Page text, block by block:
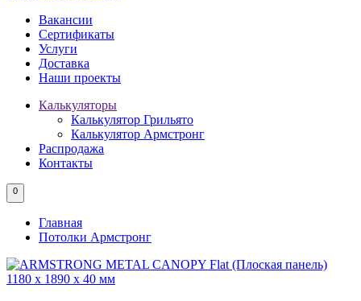
Вакансии
Сертификаты
Услуги
Доставка
Наши проекты
Калькуляторы
Калькулятор Грильято
Калькулятор Армстронг
Распродажа
Контакты
0
Главная
Потолки Армстронг